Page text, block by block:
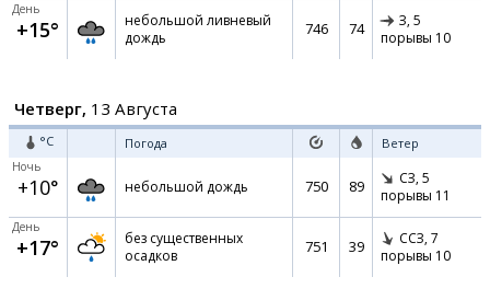
День
+15°
небольшой ливневый
дождь
746 74 З, 5
порывы 10
Четверг, 13 Августа
°C Погода Ветер
Ночь
+10° небольшой дождь 750 89 СЗ, 5
порывы 11
День
+17°
без существенных
осадков
751 39 ССЗ, 7
порывы 10